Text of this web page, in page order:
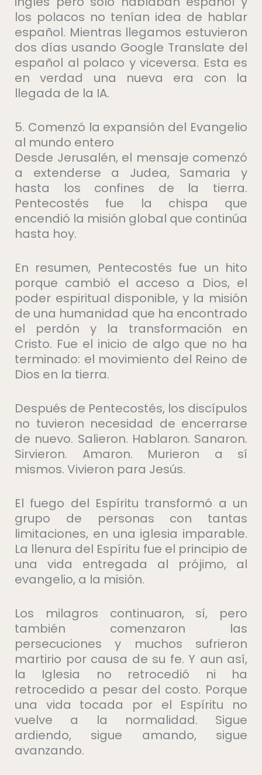
los polacos no tenían idea de hablar
español. Mientras llegamos estuvieron
dos días usando Google Translate del
español al polaco y viceversa. Esta es
en verdad una nueva era con la
llegada de la IA.
5. Comenzó la expansión del Evangelio
al mundo entero
Desde Jerusalén, el mensaje comenzó
a extenderse a Judea, Samaria y
hasta los confines de la tierra.
Pentecostés fue la chispa que
encendió la misión global que continúa
hasta hoy.
En resumen, Pentecostés fue un hito
porque cambió el acceso a Dios, el
poder espiritual disponible, y la misión
de una humanidad que ha encontrado
el perdón y la transformación en
Cristo. Fue el inicio de algo que no ha
terminado: el movimiento del Reino de
Dios en la tierra.
Después de Pentecostés, los discípulos
no tuvieron necesidad de encerrarse
de nuevo. Salieron. Hablaron. Sanaron.
Sirvieron. Amaron. Murieron a sí
mismos. Vivieron para Jesús.
El fuego del Espíritu transformó a un
grupo de personas con tantas
limitaciones, en una iglesia imparable.
La llenura del Espíritu fue el principio de
una vida entregada al prójimo, al
evangelio, a la misión.
Los milagros continuaron, sí, pero
también comenzaron las
persecuciones y muchos sufrieron
martirio por causa de su fe. Y aun así,
la Iglesia no retrocedió ni ha
retrocedido a pesar del costo. Porque
una vida tocada por el Espíritu no
vuelve a la normalidad. Sigue
ardiendo, sigue amando, sigue
avanzando.